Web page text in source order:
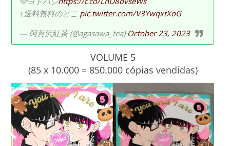
↑送料無料のとこ pic.twitter.com/V3YwqxtXoG
— 阿賀沢紅茶 (@agasawa_tea) October 23, 2023
VOLUME 5
(85 x 10.000 = 850.000 cópias vendidas)